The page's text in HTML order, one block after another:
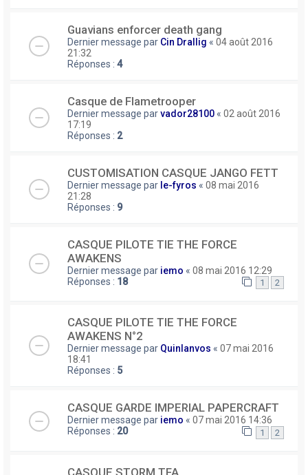
Guavians enforcer death gang
Dernier message par Cin Drallig « 04 août 2016
21:32
Réponses : 4
Casque de Flametrooper
Dernier message parvador28100 « 02 août 2016
17:19
Réponses : 2
CUSTOMISATION CASQUE JANGO FETT
Dernier message par le-fyros « 08 mai 2016
21:28
Réponses : 9
CASQUE PILOTE TIE THE FORCE
AWAKENS
Dernier message par iemo « 08 mai 2016 12:29
Réponses : 18 1 2
CASQUE PILOTE TIE THE FORCE
AWAKENS N°2
Dernier message par Quinlanvos « 07 mai 2016
18:41
Réponses : 5
CASQUE GARDE IMPERIAL PAPERCRAFT
Dernier message par iemo « 07 mai 2016 14:36
Réponses : 20 1 2
CASQUE STORM TFA